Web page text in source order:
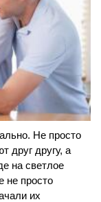
Не просто
друг другу, а
на светлое
не просто
их